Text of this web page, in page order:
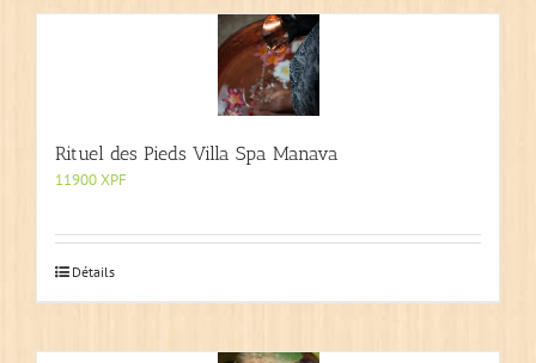
Rituel des Pieds Villa Spa Manava
11900XPF
Détails